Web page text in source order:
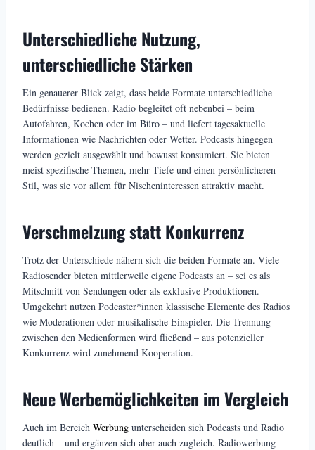
Unterschiedliche Nutzung,
unterschiedliche Stärken
Ein genauerer Blick zeigt, dass beide Formate unterschiedliche
Bedürfnisse bedienen. Radio begleitet oft nebenbei – beim
Autofahren, Kochen oder im Büro – und liefert tagesaktuelle
Informationen wie Nachrichten oder Wetter. Podcasts hingegen
werden gezielt ausgewählt und bewusst konsumiert. Sie bieten
meist spezifische Themen, mehr Tiefe und einen persönlicheren
Stil, was sie vor allem für Nischeninteressen attraktiv macht.
Verschmelzung statt Konkurrenz
Trotz der Unterschiede nähern sich die beiden Formate an. Viele
Radiosender bieten mittlerweile eigene Podcasts an – sei es als
Mitschnitt von Sendungen oder als exklusive Produktionen.
Umgekehrt nutzen Podcaster*innen klassische Elemente des Radios
wie Moderationen oder musikalische Einspieler. Die Trennung
zwischen den Medienformen wird fließend – aus potenzieller
Konkurrenz wird zunehmend Kooperation.
Neue Werbemöglichkeiten im Vergleich
Auch im Bereich Werbung unterscheiden sich Podcasts und Radio
deutlich – und ergänzen sich aber auch zugleich. Radiowerbung